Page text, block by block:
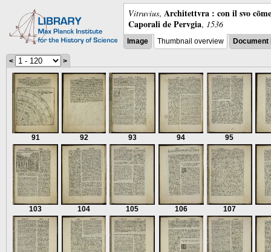
Vitruvius, Architettvra : con il svo
Caporali de Pervgia, 1536
Image Thumbnail overview
< >
91 92 93 94 95
103 104 105 106 107